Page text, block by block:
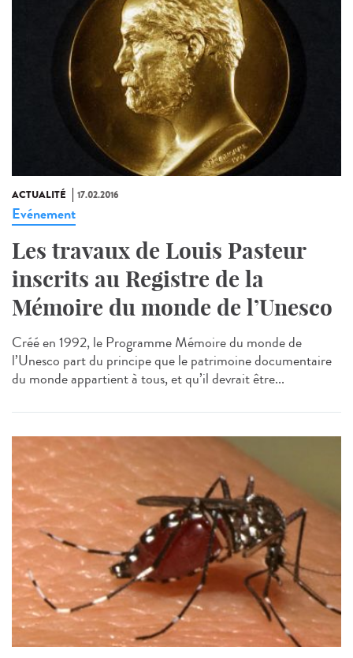
ACTUALITÉ 17.02.2016
Evénement
Les travaux de Louis Pasteur
inscrits au Registre de la
Mémoire du monde de l’Unesco
Créé en 1992, le Programme Mémoire du monde de
l’Unesco part du principe que le patrimoine documentaire
du monde appartient à tous, et qu’il devrait être...